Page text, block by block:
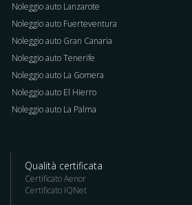
Noleggio auto Lanzarote
Noleggio auto Fuerteventura
Noleggio auto Gran Canaria
Noleggio auto Tenerife
Noleggio auto La Gomera
Noleggio auto El Hierro
Noleggio auto La Palma
Qualità certificata
Certificato Aenor
Certificato IQNet